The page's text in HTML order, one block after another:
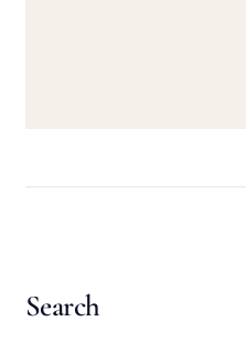
Search